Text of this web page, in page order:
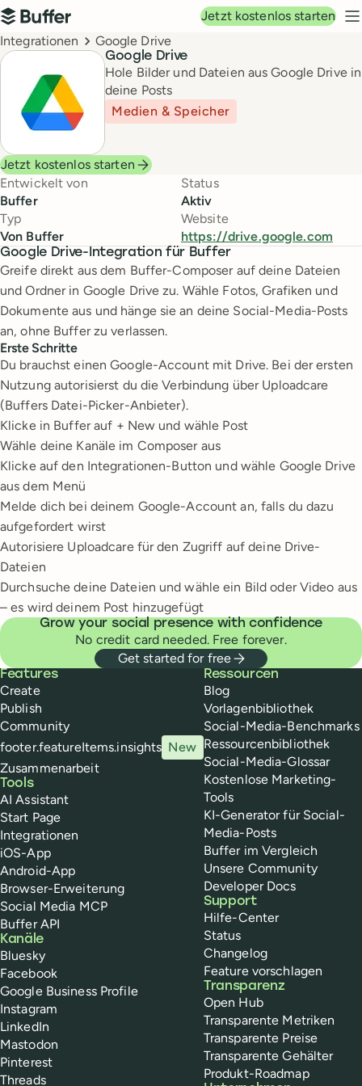
Hauptnavigation
Buffer
Jetzt kostenlos starten
Breadcrumbs
Integrationen Google Drive
Google Drive
Hole Bilder und Dateien aus Google Drive in
deine Posts
Medien & Speicher
Jetzt kostenlos starten
Entwickelt von
Buffer
Status
Aktiv
Typ
Von Buffer
Website
https://drive.google.com
Google Drive-Integration für Buffer
Greife direkt aus dem Buffer-Composer auf deine Dateien
und Ordner in Google Drive zu. Wähle Fotos, Grafiken und
Dokumente aus und hänge sie an deine Social-Media-Posts
an, ohne Buffer zu verlassen.
Erste Schritte
Du brauchst einen Google-Account mit Drive. Bei der ersten
Nutzung autorisierst du die Verbindung über Uploadcare
(Buffers Datei-Picker-Anbieter).
Klicke in Buffer auf + New und wähle Post
Wähle deine Kanäle im Composer aus
Klicke auf den Integrationen-Button und wähle Google Drive
aus dem Menü
Melde dich bei deinem Google-Account an, falls du dazu
aufgefordert wirst
Autorisiere Uploadcare für den Zugriff auf deine Drive-
Dateien
Durchsuche deine Dateien und wähle ein Bild oder Video aus
– es wird deinem Post hinzugefügt
Grow your social presence with confidence
No credit card needed. Free forever.
Get started for free
Buffer
Features
Create
Publish
Community
footer.featureItems.insights New
Zusammenarbeit
Tools
AI Assistant
Start Page
Integrationen
iOS-App
Android-App
Browser-Erweiterung
Social Media MCP
Buffer API
Kanäle
Bluesky
Facebook
Google Business Profile
Instagram
LinkedIn
Mastodon
Pinterest
Threads
Ressourcen
Blog
Vorlagenbibliothek
Social-Media-Benchmarks
Ressourcenbibliothek
Social-Media-Glossar
Kostenlose Marketing-
Tools
KI-Generator für Social-
Media-Posts
Buffer im Vergleich
Unsere Community
Developer Docs
Support
Hilfe-Center
Status
Changelog
Feature vorschlagen
Transparenz
Open Hub
Transparente Metriken
Transparente Preise
Transparente Gehälter
Produkt-Roadmap